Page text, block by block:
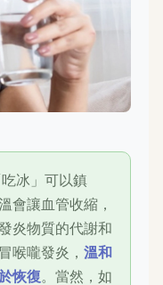
冰」可以鎮
會讓血管收縮，
炎物質的代謝和
喉嚨發炎， 溫和
恢復。當然，如